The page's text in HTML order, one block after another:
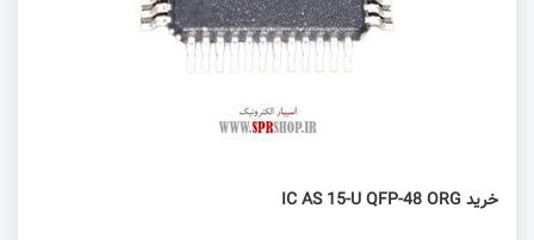
خرید IC AS 15-U QFP-48 ORG